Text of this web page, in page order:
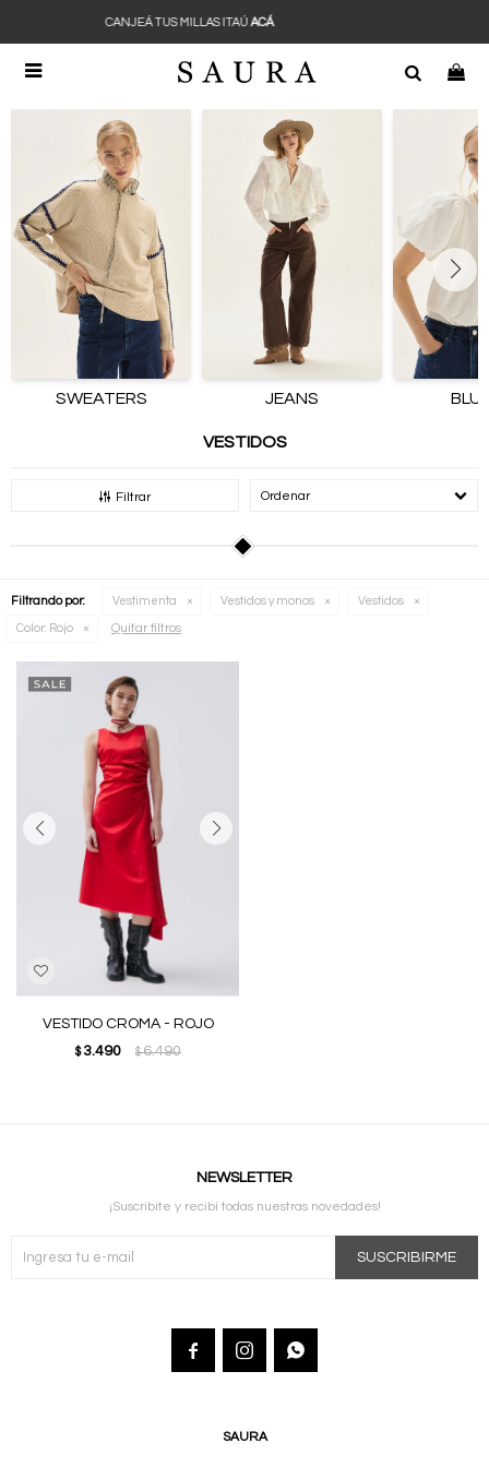

CANJEÁ TUS MILLAS ITAÚ
SWEATERS JEANS
VESTIDOS
Filtrar Recomendados
Filtrando por: Vestimenta Vestidos y monos Vestidos
Color: Rojo Quitar filtros
VESTIDO CROMA - ROJO
$ 3.490 $6.490
SAURA
NEWSLETTER
¡Suscribite y recibí todas nuestras novedades!
SUSCRIBIRME
  